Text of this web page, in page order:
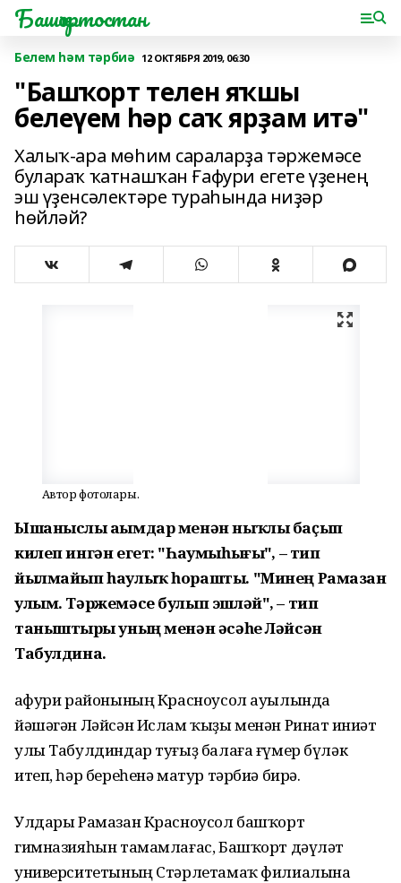
Башҡортостан
Белем һәм тәрбиә 12 ОКТЯБРЯ 2019, 06:30
"Башҡорт телен яҡшы
белеүем һәр саҡ ярҙам итә"
Халыҡ-ара мөһим сараларҙа тәржемәсе
булараҡ ҡатнашҡан Ғафури егете үҙенең
эш үҙенсәлектәре тураһында ниҙәр
һөйләй?
Автор фотолары.
Ышаныслы аҙымдар менән ныҡлы баҫып
килеп ингән егет: "Һаумыһығыҙ", – тип
йылмайып һаулыҡ һорашты. "Минең Рамазан
улым. Тәржемәсе булып эшләй", – тип
таныштырҙы уның менән әсәһе Ләйсән
Табулдина.
Ғафури районының Красноусол ауылында
йәшәгән Ләйсән Ислам ҡыҙы менән Ринат Ғиниәт
улы Табулдиндар туғыҙ балаға ғүмер бүләк
итеп, һәр береһенә матур тәрбиә бирә.
Улдары Рамазан Красноусол башҡорт
гимназияһын тамамлағас, Башҡорт дәүләт
университетының Стәрлетамаҡ филиалына